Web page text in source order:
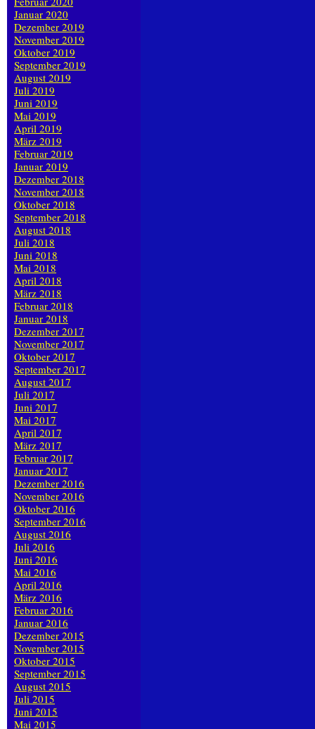
Januar 2020
Dezember 2019
November 2019
Oktober 2019
September 2019
August 2019
Juli 2019
Juni 2019
Mai 2019
April 2019
März 2019
Februar 2019
Januar 2019
Dezember 2018
November 2018
Oktober 2018
September 2018
August 2018
Juli 2018
Juni 2018
Mai 2018
April 2018
März 2018
Februar 2018
Januar 2018
Dezember 2017
November 2017
Oktober 2017
September 2017
August 2017
Juli 2017
Juni 2017
Mai 2017
April 2017
März 2017
Februar 2017
Januar 2017
Dezember 2016
November 2016
Oktober 2016
September 2016
August 2016
Juli 2016
Juni 2016
Mai 2016
April 2016
März 2016
Februar 2016
Januar 2016
Dezember 2015
November 2015
Oktober 2015
September 2015
August 2015
Juli 2015
Juni 2015
Mai 2015